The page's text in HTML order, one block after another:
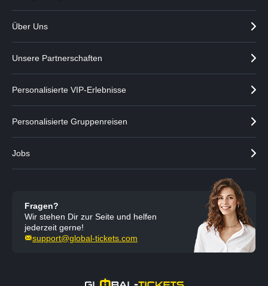
e
i
e
n
g
e
n
Über Uns
Unsere Partnerschaften
Personalisierte VIP-Erlebnisse
Personalisierte Gruppenreisen
Jobs
Fragen?
Wir stehen Dir zur Seite und helfen
jederzeit gerne!
support@global-tickets.com